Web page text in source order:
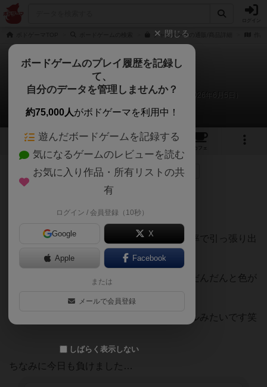
チャオチャオの通販/商品詳細
チャオチャオ
あまる、Ｄくん、Ｓくん、Ｋくんのリプレイ日記（2026年6月5日）
15 7 50
カフェ
101名が参考 1名がナイス 0 2ヶ月前
４人でプレイしました
『今日は４人だね』っていうときは、高確率で引っ張り出
す作品です
おかげでサイコロを振る筒を持ち過ぎて、だんだんと色が
嘘ばっかりついて、毎日がエイプリルフールみたいです笑
ちなみに今日も負けました…
閉じる
ボードゲームのプレイ履歴を記録し
て、
自分のデータを管理しませんか？
約75,000人がボドゲーマを利用中！
遊んだボードゲームを記録する
気になるゲームのレビューを読む
お気に入り作品・所有リストの共
有
ログイン / 会員登録（10秒）
Google X
Apple Facebook
または
メールで会員登録
しばらく表示しない